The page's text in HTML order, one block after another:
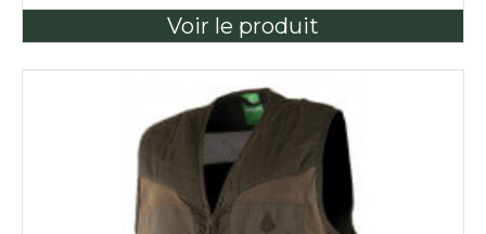
Voir le produit